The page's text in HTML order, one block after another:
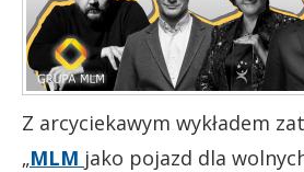
Z arcyciekawym wykładem
„MLM jako pojazd dla